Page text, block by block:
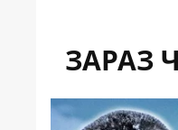
ЗАРАЗ